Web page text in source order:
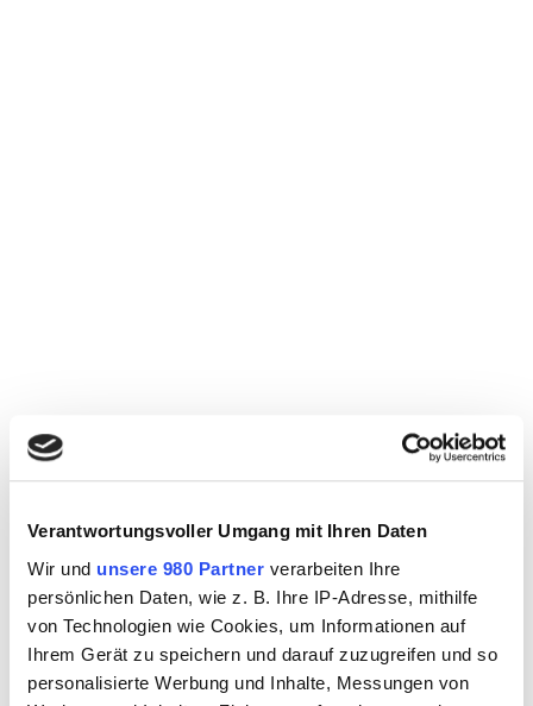
Verantwortungsvoller Umgang mit Ihren Daten
Wir und unsere 980 Partner verarbeiten Ihre
persönlichen Daten, wie z. B. Ihre IP-Adresse, mithilfe
von Technologien wie Cookies, um Informationen auf
Ihrem Gerät zu speichern und darauf zuzugreifen und so
personalisierte Werbung und Inhalte, Messungen von
Abbrucharbeiten, Betonsägen, Fugenschneiden
Der Bereich Beton Demontage Service umfasst viele
Einsatzgebiete- und Möglichkeiten für private wie
gewerbliche Kunden. Zum Beispiel der professionelle